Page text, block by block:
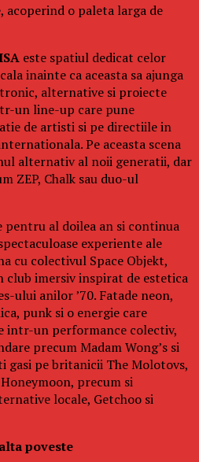
acoperind o paleta larga de
este spatiul dedicat celor
inainte ca aceasta sa ajunga
alternative si proiecte
un line-up care pune
de artisti si pe directiile in
Pe aceasta scena
alternativ al noii generatii, dar
ZEP, Chalk sau duo-ul
pentru al doilea an si continua
experiente ale
cu colectivul Space Objekt,
club imersiv inspirat de estetica
ului anilor ’70. Fatade neon,
punk si o energie care
intr-un performance colectiv,
precum Madam Wong’s si
gasi pe britanicii The Molotovs,
precum si
locale, Getchoo si
poveste